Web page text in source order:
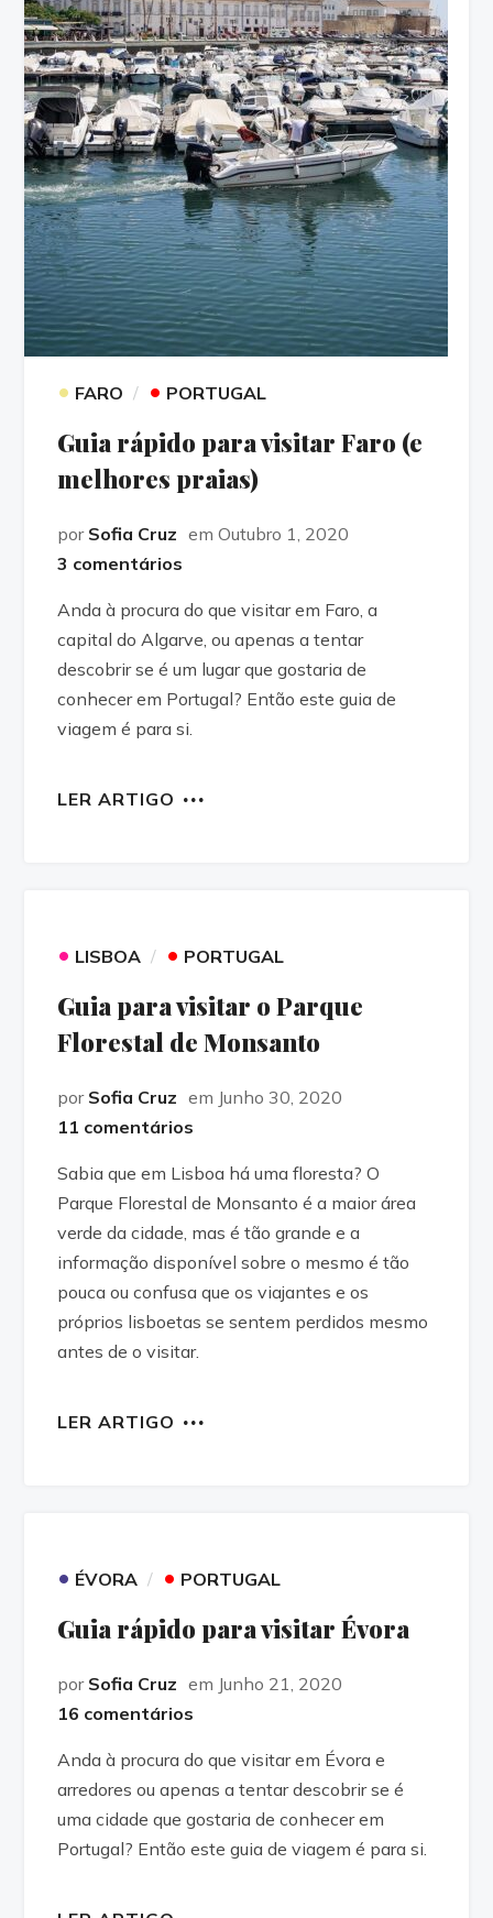
• FARO • PORTUGAL
Guia rápido para visitar Faro (e
melhores praias)
por Sofia Cruz em Outubro 1, 2020
3 comentários
Anda à procura do que visitar em Faro, a
capital do Algarve, ou apenas a tentar
descobrir se é um lugar que gostaria de
conhecer em Portugal? Então este guia de
viagem é para si.
LER ARTIGO
• LISBOA • PORTUGAL
Guia para visitar o Parque
Florestal de Monsanto
por Sofia Cruz em Junho 30, 2020
11 comentários
Sabia que em Lisboa há uma floresta? O
Parque Florestal de Monsanto é a maior área
verde da cidade, mas é tão grande e a
informação disponível sobre o mesmo é tão
pouca ou confusa que os viajantes e os
próprios lisboetas se sentem perdidos mesmo
antes de o visitar.
LER ARTIGO
• ÉVORA • PORTUGAL
Guia rápido para visitar Évora
por Sofia Cruz em Junho 21, 2020
16 comentários
Anda à procura do que visitar em Évora e
arredores ou apenas a tentar descobrir se é
uma cidade que gostaria de conhecer em
Portugal? Então este guia de viagem é para si.